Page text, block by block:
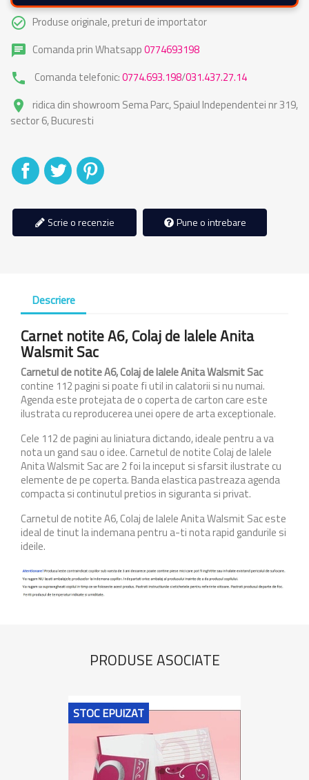
check_circle_outline Produse originale, preturi de importator
chat Comanda prin Whatsapp0774693198
phone Comanda telefonic:0774.693.198/031.437.27.14
place
ridica din showroom Sema Parc, Spaiul Independentei nr 319,
sector 6, Bucuresti
DistribuitiTweet
Scrie o recenzie Pune o intrebare
Descriere
Carnet notite A6, Colaj de lalele Anita
Walsmit Sac
Carnetul de notite A6, Colaj de lalele Anita Walsmit Sac
contine 112 pagini si poate fi util in calatorii si nu numai.
Agenda este protejata de o coperta de carton care este
ilustrata cu reproducerea unei opere de arta exceptionale.
Cele 112 de pagini au liniatura dictando, ideale pentru a va
nota un gand sau o idee. Carnetul de notite Colaj de lalele
Anita Walsmit Sacare 2 foi la inceput si sfarsit ilustrate cu
elemente de pe coperta. Banda elastica pastreaza agenda
compacta si continutul pretios in siguranta si privat.
Carnetul de notite A6, Colaj de lalele Anita Walsmit Saceste
ideal de tinut la indemana pentru a-ti nota rapid gandurile si
ideile.
PRODUSE ASOCIATE
STOC EPUIZAT